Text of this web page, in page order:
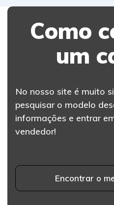
Como
um
No nosso site é muito
pesquisar o modelo
informações e entrar
vendedor!
Encontrar o